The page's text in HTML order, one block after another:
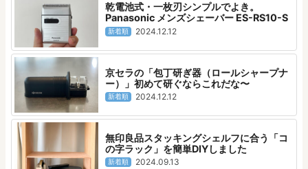
乾電池式・一枚刃シンプルでよき。
Panasonic メンズシェーバー ES-RS10-S
新着順 2024.12.12
京セラの「包丁研ぎ器（ロールシャープナ
ー）」初めて研ぐならこれだな〜
新着順 2024.12.12
無印良品スタッキングシェルフに合う「コ
の字ラック」を簡単DIYしました
新着順 2024.09.13